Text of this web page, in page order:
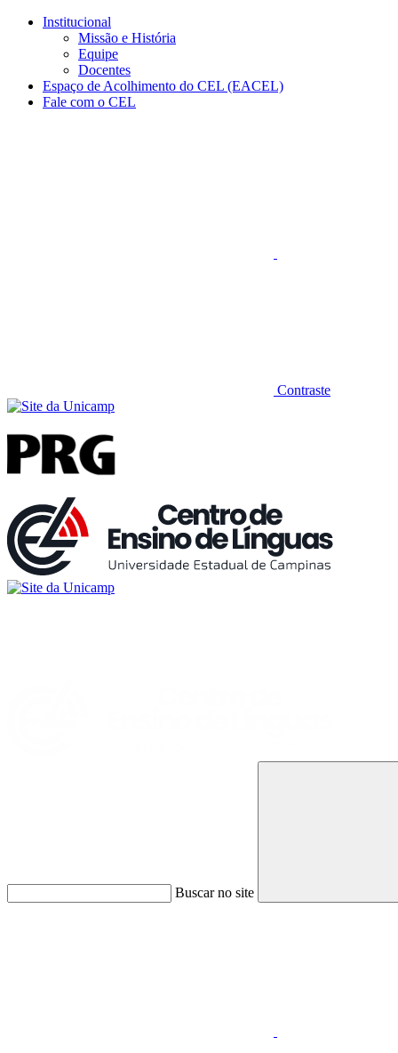
Conteúdo principal
Institucional
Missão e História
Equipe
Docentes
Espaço de Acolhimento do CEL (EACEL)
Fale com o CEL
Contraste
Buscar no site